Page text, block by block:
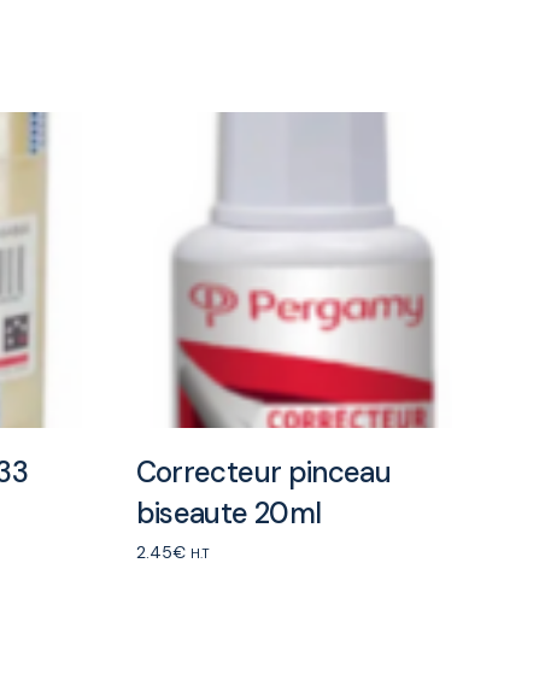
Correcteur pinceau
biseaute 20ml
2.45€ H.T